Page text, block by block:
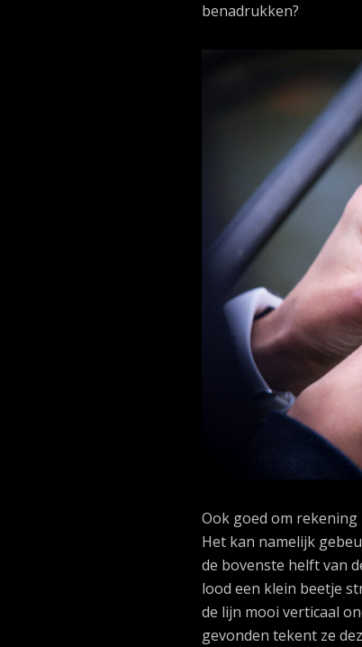
benadrukken?
Ook goed om
Het kan namelijk
de bovenste helft van
lood een klein beetje
de lijn mooi verticaal
gevonden tekent ze